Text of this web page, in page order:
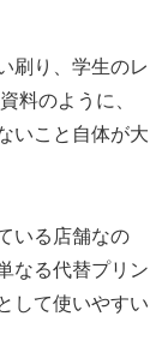
刷り、学生のレ
料のように、
いこと自体が大
いる店舗なの
なる代替プリン
して使いやすい